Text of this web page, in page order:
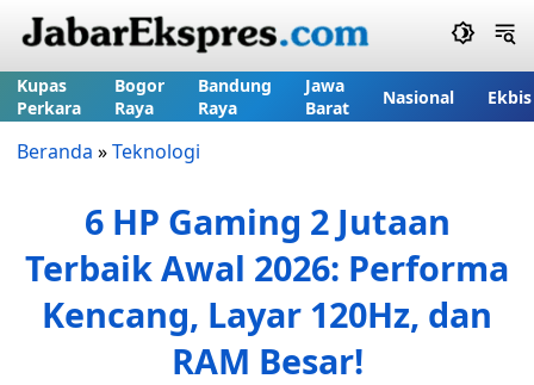
Kupas
Perkara
Bogor
Raya
Bandung
Raya
Jawa
Barat
Nasional Ekbis
Beranda »Teknologi
6 HP Gaming 2 Jutaan
Terbaik Awal 2026: Performa
Kencang, Layar 120Hz, dan
RAM Besar!